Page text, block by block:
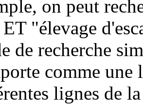
on peut
"élevage
de recherche
comme une
lignes de